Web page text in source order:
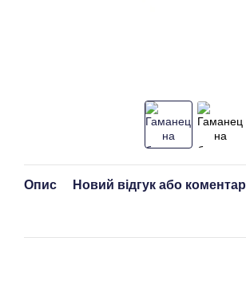
Опис Новий відгук або коментар